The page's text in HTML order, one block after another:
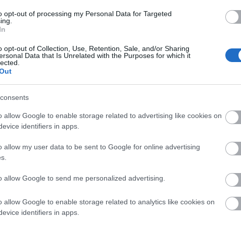
opt-out of processing my Personal Data for Targeted
opt-out of Collection, Use, Retention, Sale, and/or Sharing
Data that Is Unrelated with the Purposes for which it
allow Google to enable storage related to advertising like cookies on
identifiers in apps.
allow my user data to be sent to Google for online advertising
allow Google to send me personalized advertising.
allow Google to enable storage related to analytics like cookies on
identifiers in apps.
a Galóczában
Ivan Kusan darabjának címszerepe a Katona József
annál harsányabban kérkedő rabló, remek
a ponyvakultúra álságainak. Aki látta, tudja, valóban
mosolya, gyönyörű hangja, szép, tiszta beszéde